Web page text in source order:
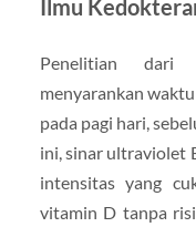
Ilmu
Penelitian dari
menyarankan
pada pagi hari,
ini, sinar ultraviolet
intensitas yang
vitamin D tanpa